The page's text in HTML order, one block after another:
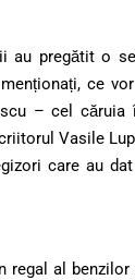
au pregătit o
ce
– cel
Vasile
care au
regal al